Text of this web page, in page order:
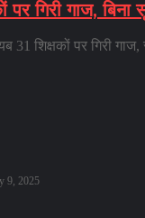
पर गिरी गाज,
31 शिक्षकों पर गिरी
9, 2025